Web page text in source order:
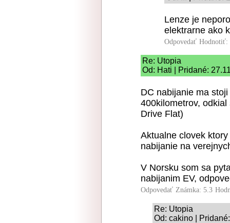
Lenze je
elektrarne ako
Odpovedať Hodnotiť:
Re: Utopia
Od: Hati | Pridané:
DC nabijanie ma
400kilometrov,
Drive Flat)
Aktualne clovek
nabijanie na
V Norsku som sa
nabijanim EV,
Odpovedať Známka: 5.3
Re: Utopia
Od: cakino |